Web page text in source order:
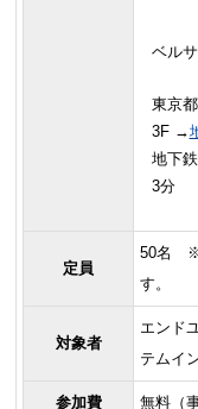
ベル
東京
3F →
地下
3分
定員
50名 ※
す。
対象者
エンド
テムイ
参加費 無料（